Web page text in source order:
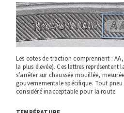
Les cotes de traction comprennent :
la plus élevée). Ces lettres représentent
s’arrêter sur chaussée mouillée,
gouvernementale spécifique. Tout
considéré inacceptable pour la route.